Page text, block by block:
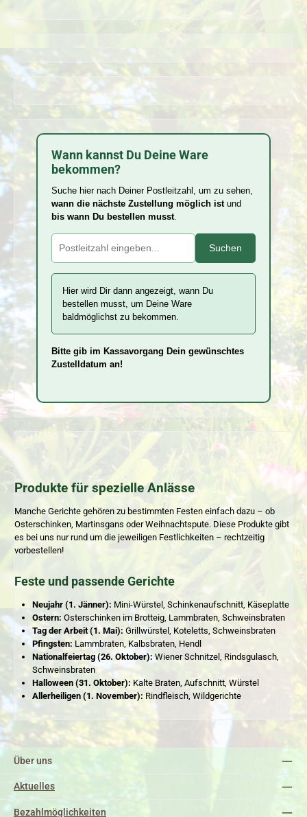
Wann kannst Du Deine Ware
bekommen?
Suche hier nach Deiner Postleitzahl, um zu sehen,
wann die nächste Zustellung möglich ist und
bis wann Du bestellen musst
Suchen
Hier wird Dir dann angezeigt, wann Du
bestellen musst, um Deine Ware
baldmöglichst zu bekommen.
Bitte gib im Kassavorgang Dein gewünschtes
Zustelldatum an!
Produkte für spezielle Anlässe
Manche Gerichte gehören zu bestimmten Festen einfach dazu – ob
Osterschinken, Martinsgans oder Weihnachtspute. Diese Produkte gibt
es bei uns nur rund um die jeweiligen Festlichkeiten – rechtzeitig
vorbestellen!
Feste und passende Gerichte
Neujahr (1. Jänner): Mini-Würstel, Schinkenaufschnitt, Käseplatte
Ostern: Osterschinken im Brotteig, Lammbraten, Schweinsbraten
Tag der Arbeit (1. Mai): Grillwürstel, Koteletts, Schweinsbraten
Pfingsten: Lammbraten, Kalbsbraten, Hendl
Nationalfeiertag (26. Oktober):Wiener Schnitzel, Rindsgulasch,
Schweinsbraten
Halloween (31. Oktober): Kalte Braten, Aufschnitt, Würstel
Allerheiligen (1. November): Rindfleisch, Wildgerichte
Über uns
Aktuelles
Bezahlmöglichkeiten